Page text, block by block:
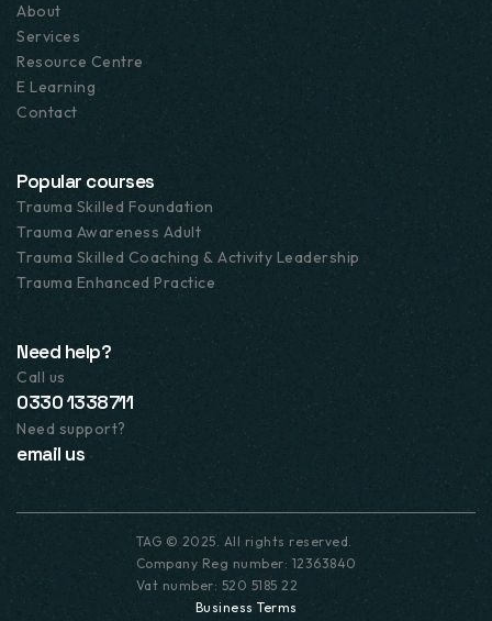
About
Services
Resource Centre
E Learning
Contact
Popular courses
Trauma Skilled Foundation
Trauma Awareness Adult
Trauma Skilled Coaching & Activity Leadership
Trauma Enhanced Practice
Need help?
Call us
0330 1338711
Need support?
email us
TAG © 2025. All rights reserved.
Company Reg number: 12363840
Vat number: 520 5185 22
Business Terms